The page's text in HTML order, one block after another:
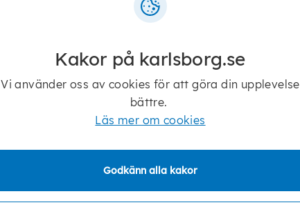
Valmyndigheten - Allmänna val
Valmyndigheten - Folkomröstningar
Kakor på karlsborg.se
Vi använder oss av cookies för att göra din upplevelse
bättre.
Läs mer om cookies
Godkänn alla kakor